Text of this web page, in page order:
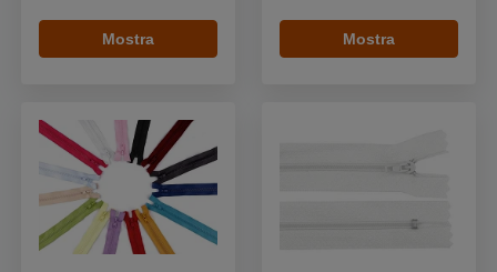
Mostra Mostra